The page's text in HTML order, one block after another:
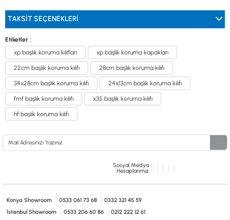
TAKSIT SEÇENEKLERI
Etiketler :
xp başlık koruma kılıfları
xp başlık koruma kapakları
22cm başlık koruma kılıfı 28cm başlık koruma kılıfı
34x28cm başlık koruma kılıfı 24x13cm başlık koruma kılıfı
fmf başlık koruma kılıfı x35 başlık koruma kılıfı
hf başlık koruma kılıfı
Sosyal Medya
Hesaplarımız
Konya Showroom 0533 061 73 68
0332 321 45 59
İstanbul Showroom
0533 206 60 86
0212 222 12 61